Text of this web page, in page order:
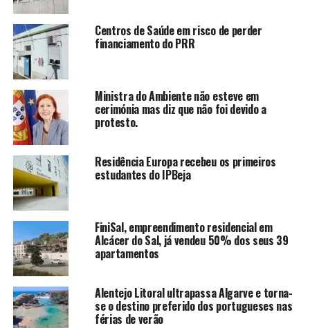
Centros de Saúde em risco de perder
financiamento do PRR
Ministra do Ambiente não esteve em
cerimónia mas diz que não foi devido a
protesto.
Residência Europa recebeu os primeiros
estudantes do IPBeja
FiniSal, empreendimento residencial em
Alcácer do Sal, já vendeu 50% dos seus 39
apartamentos
Alentejo Litoral ultrapassa Algarve e torna-
se o destino preferido dos portugueses nas
férias de verão